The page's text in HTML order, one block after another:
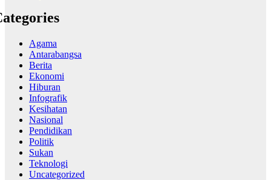
Agama
Antarabangsa
Berita
Ekonomi
Hiburan
Infografik
Kesihatan
Nasional
Pendidikan
Politik
Sukan
Teknologi
Uncategorized